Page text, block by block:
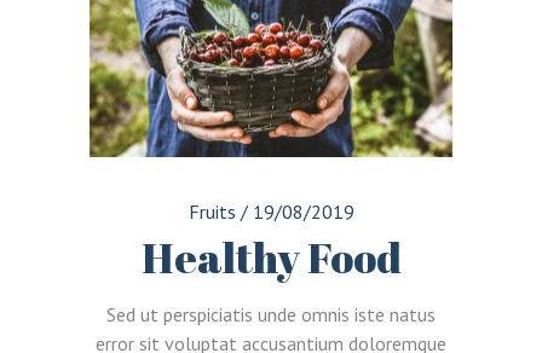
Fruits / 19/08/2019
Healthy Food
Sed ut perspiciatis unde omnis iste natus
error sit voluptat accusantium doloremque